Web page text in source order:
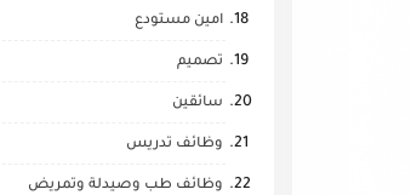
امين مستودع
تصميم
سائقين
وظائف تدريس
وظائف طب وصيدلة وتمريض